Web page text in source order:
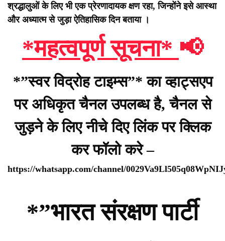
श्रद्धालुओं के लिए भी एक प्रेरणादायक क्षण रहा, जिन्होंने इसे आस्था
और अध्यात्म से जुड़ा ऐतिहासिक दिन बताया ।
*महत्वपूर्ण सूचना* 📢
*”स्वर विद्रोह टाइम्स”* का व्हाट्सएप
पर अधिकृत चैनल उपलब्ध है, चैनल से
जुड़ने के लिए नीचे दिए लिंक पर क्लिक
कर फॉलो करे –
https://whatsapp.com/channel/
*”भारत संरक्षण पार्टी